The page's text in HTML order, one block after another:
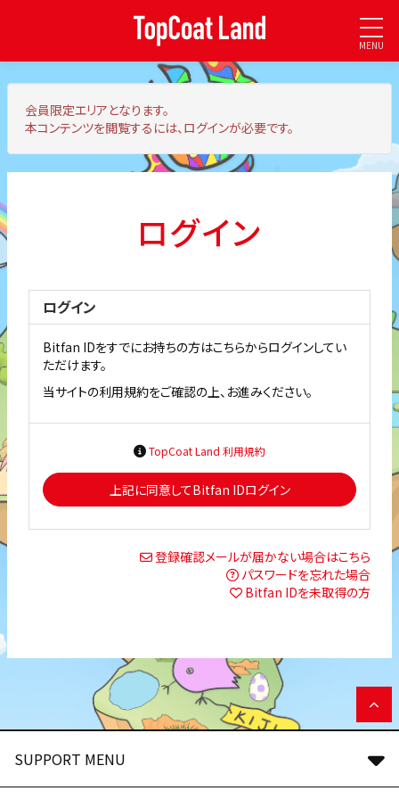
MENU
会員限定エリア となります。
本コンテンツを閲覧するには、ログインが必要です。
ログイン
ログイン
Bitfan IDをすでにお持ちの方はこちらからログインしてい
ただけます。
当サイトの利用規約をご確認の上、お進みください。
TopCoat Land 利用規約
上記に同意してBitfan IDログイン
登録確認メールが届かない場合はこちら
パスワードを忘れた場合
Bitfan IDを未取得の方
SUPPORT MENU